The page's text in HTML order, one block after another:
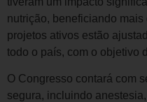
nutrição, beneficiando
projetos ativos estão
todo o país, com o objetivo
O Congresso contará com
segura, incluindo